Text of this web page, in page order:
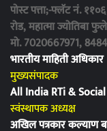
पोस्ट पत्ता;-फ्लॅट नं.
रोड, महात्मा ज्योतिबा
मो. 7020667971,
भारतीय माहिती अधिकार
मुख्यसंपादक
All India RTi &
स्वंस्थापक अध्यक्ष
अखिल पत्रकार कल्याण